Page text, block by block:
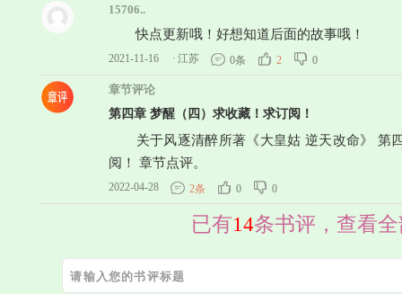
15706..
快点更新哦！好想知道后面的故事哦！
2021-11-16 · 江苏 0条 2 0
章节评论
第四章 梦醒（四）求收藏！求订阅！
关于风逐清醉所著《大皇姑 逆天改命》 第
阅！ 章节点评。
2022-04-28 2条 0 0
已有14条书评，查看